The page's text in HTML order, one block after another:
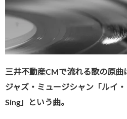
三井不動産CMで流れる歌の原曲
ジャズ・ミュージシャン「ルイ
Sing」という曲。